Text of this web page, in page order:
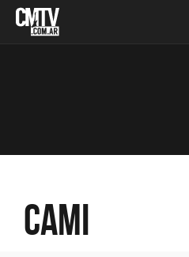
Cami